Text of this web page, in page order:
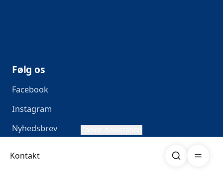
Kontakt Søg
Følg os
Facebook
Instagram
Nyhedsbrev